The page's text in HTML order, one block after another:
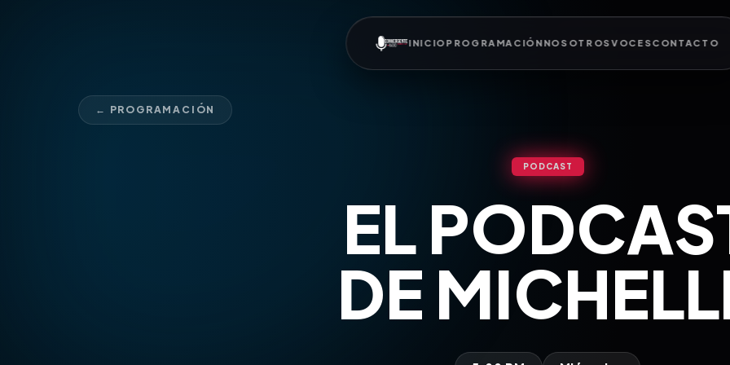
INICIOPROGRAMACIÓNNOSOTROSVOCESCONTACTO
← PROGRAMACIÓN
PODCAST
EL
DE